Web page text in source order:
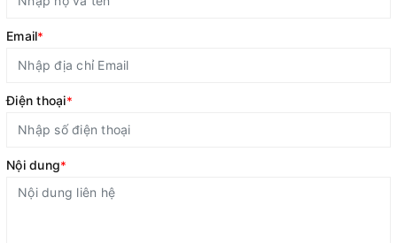
Email*
Điện thoại*
Nội dung*